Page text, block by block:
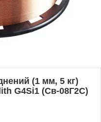
(1 мм, 5 кг)
G4Si1 (Св-08Г2С)